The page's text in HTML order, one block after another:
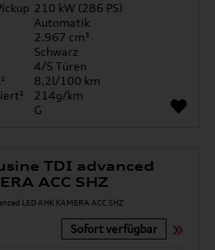
210 kW (286 PS)
Automatik
2.967 cm³
Schwarz
4/5 Türen
8.2l/100 km
214g/km
G
TDI advanced
ACC SHZ
Sofort verfügbar